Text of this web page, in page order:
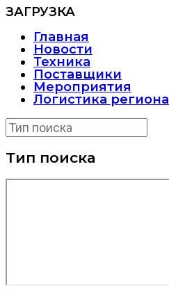
ЗАГРУЗКА
Главная
Новости
Техника
Поставщики
Мероприятия
Логистика региона
Тип поиска